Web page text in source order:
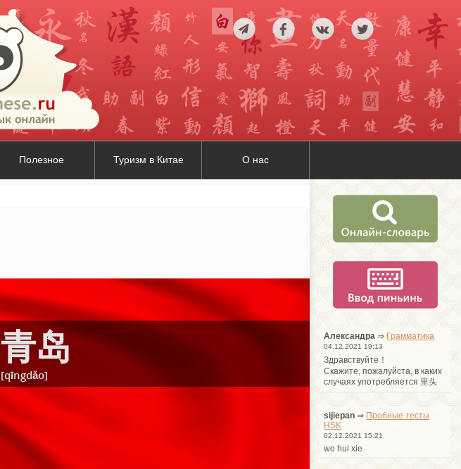
Полезное Туризм в Китае О нас
青岛
[qīngdǎo]
Александра ⇒ Грамматика
04.12.2021 19:13
Здравствуйте！
Cкажите, пожалуйста, в каких
случаях употребляется 里头
sijiepan ⇒ Пробные тесты
HSK
02.12.2021 15:21
wo hui xie